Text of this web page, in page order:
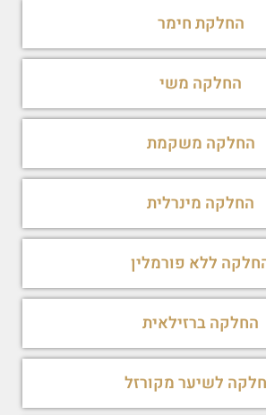
החלקת חימר
החלקה משי
החלקה משקמת
החלקה מינרלית
ללא פורמלין
החלקה ברזילאית
לשיער מקורזל